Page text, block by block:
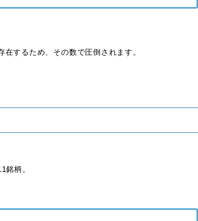
するため、その数で圧倒されます。
銘柄。